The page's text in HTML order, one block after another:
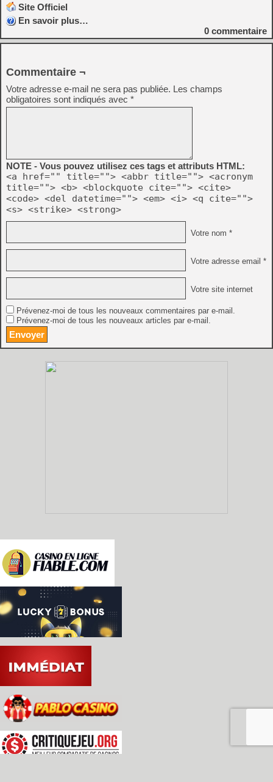
Site Officiel
En savoir plus…
0 commentaire
Commentaire ¬
Votre adresse e-mail ne sera pas publiée. Les champs
obligatoires sont indiqués avec *
NOTE - Vous pouvez utilisez ces tags et attributs HTML:
<a href="" title=""> <abbr title=""> <acronym
title=""> <b> <blockquote cite=""> <cite>
<code> <del datetime=""> <em> <i> <q cite="">
<s> <strike> <strong>
Votre nom *
Votre adresse email *
Votre site internet
Prévenez-moi de tous les nouveaux commentaires par e-mail.
Prévenez-moi de tous les nouveaux articles par e-mail.